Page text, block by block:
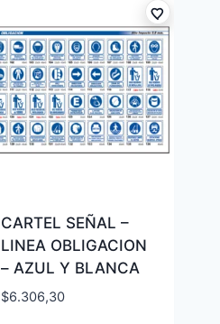
CARTEL SEÑAL –
LINEA OBLIGACION
– AZUL Y BLANCA
$6.306,30